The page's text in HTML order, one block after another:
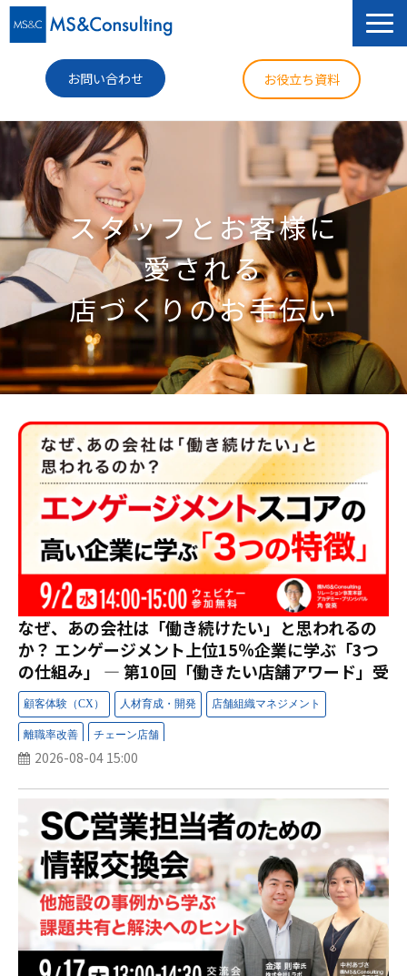
お問い合わせ お役立ち資料
サービス
セミナー
導入事例
コラム
ニュース
企業情報
スタッフとお客様に
愛される
店づくりのお手伝い
なぜ、あの会社は「働き続けたい」と思われるの
か？ エンゲージメント上位15％企業に学ぶ「3つ
の仕組み」 ― 第10回「働きたい店舗アワード」受
賞企業の共通点を解説 ―
2026-08-04 15:00